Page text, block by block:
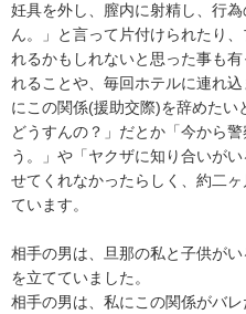
妊具を外し、膣内に射精し、行
ん。」と言って片付けられたり
れるかもしれないと思った事も
れることや、毎回ホテルに連れ
にこの関係(援助交際)を辞めたい
どうすんの？」だとか「今から
う。」や「ヤクザに知り合いが
せてくれなかったらしく、約二
ています。
相手の男は、旦那の私と子供が
を立てていました。
相手の男は、私にこの関係がバ